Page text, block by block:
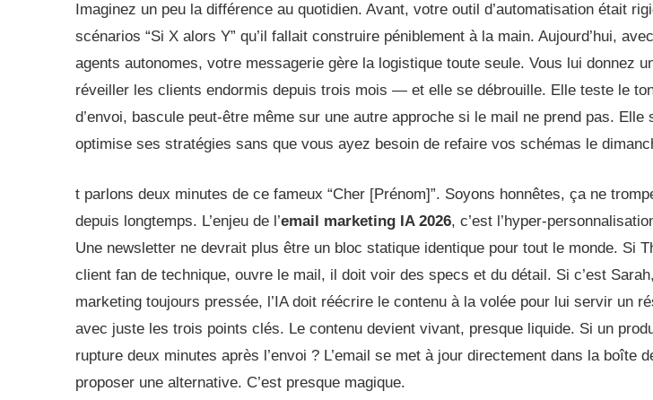
Imaginez un peu la différence au quotidien. Avant, votre outil d’automatisation était
scénarios “Si X alors Y” qu’il fallait construire péniblement à la main. Aujourd’hui,
agents autonomes, votre messagerie gère la logistique toute seule. Vous lui donnez
réveiller les clients endormis depuis trois mois — et elle se débrouille. Elle teste le
d’envoi, bascule peut-être même sur une autre approche si le mail ne prend pas. Elle
optimise ses stratégies sans que vous ayez besoin de refaire vos schémas le
t parlons deux minutes de ce fameux “Cher [Prénom]”. Soyons honnêtes, ça ne
depuis longtemps. L’enjeu de l’email marketing IA 2026, c’est l’hyper-
Une newsletter ne devrait plus être un bloc statique identique pour tout le monde. Si
client fan de technique, ouvre le mail, il doit voir des specs et du détail. Si c’est
marketing toujours pressée, l’IA doit réécrire le contenu à la volée pour lui servir un
avec juste les trois points clés. Le contenu devient vivant, presque liquide. Si un
rupture deux minutes après l’envoi ? L’email se met à jour directement dans la boîte
proposer une alternative. C’est presque magique.